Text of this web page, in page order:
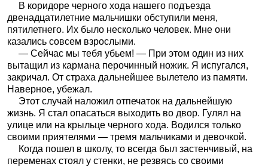
В коридоре черного хода нашего подъезда
двенадцатилетние мальчишки обступили меня,
пятилетнего. Их было несколько человек. Мне они
казались совсем взрослыми.
— Сейчас мы тебя убьем! — При этом один из них
вытащил из кармана перочинный ножик. Я испугался,
закричал. От страха дальнейшее вылетело из памяти.
Наверное, убежал.
Этот случай наложил отпечаток на дальнейшую
жизнь. Я стал опасаться выходить во двор. Гулял на
улице или на крыльце черного хода. Водился только
своими приятелями — тремя мальчиками и девочкой.
Когда пошел в школу, то всегда был застенчивый, на
переменах стоял у стенки, не резвясь со своими